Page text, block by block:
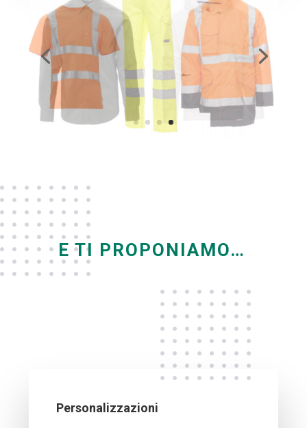
E TI PROPONIAMO…
Personalizzazioni